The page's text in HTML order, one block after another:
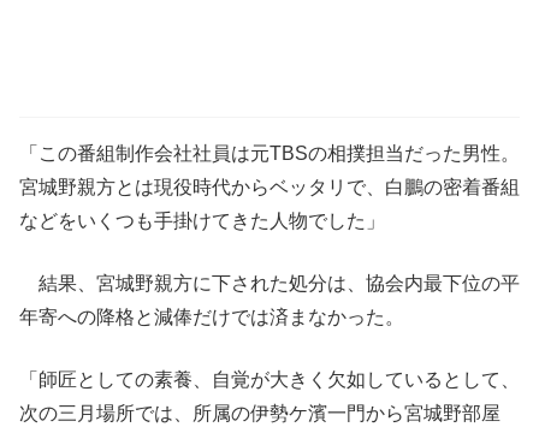
「この番組制作会社社員は元TBSの相撲担当だった男性。
宮城野親方とは現役時代からベッタリで、白鵬の密着番組
などをいくつも手掛けてきた人物でした」
結果、宮城野親方に下された処分は、協会内最下位の平
年寄への降格と減俸だけでは済まなかった。
「師匠としての素養、自覚が大きく欠如しているとして、
次の三月場所では、所属の伊勢ケ濱一門から宮城野部屋